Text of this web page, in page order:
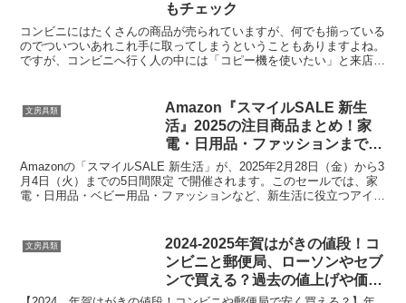
もチェック
コンビニにはたくさんの商品が売られていますが、何でも揃っている
のでついついあれこれ手に取ってしまうということもありますよね。
ですが、コンビニへ行く人の中には「コピー機を使いたい」と来店す
文房具類
Amazon『スマイルSALE 新生
活』2025の注目商品まとめ！家
電・日用品・ファッションまでお
得にゲット
Amazonの「スマイルSALE 新生活」が、2025年2月28日（金）から3
月4日（火）までの5日間限定 で開催されます。このセールでは、家
電・日用品・ベビー用品・ファッションなど、新生活に役立つアイテ
文房具類
2024-2025年賀はがきの値段！コ
ンビニと郵便局、ローソンやセブ
ンで買える？過去の値上げや価格
の違いもチェック！